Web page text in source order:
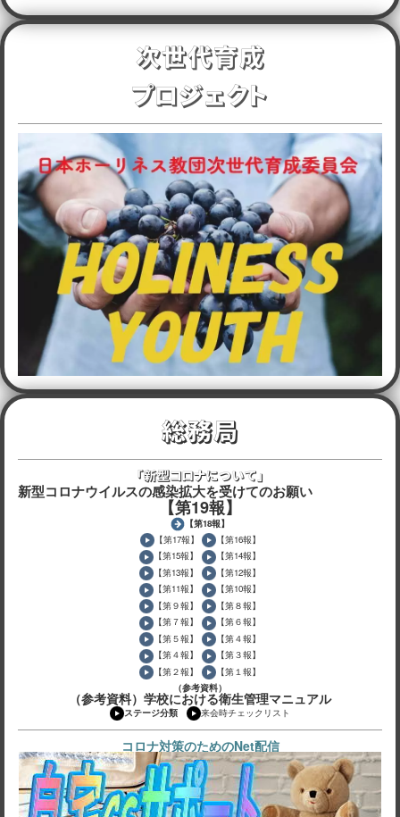
次世代育成
プロジェクト
総務局
「新型コロナについて」
新型コロナウイルスの感染拡大を受けてのお願い
【第19報】
【第18報】
【第17報】
【第16報】
【第15報】
【第14報】
【第13報】
【第12報】
【第11報】
【第10報】
【第９報】
【第８報】
【第７報】
【第６報】
【第５報】
【第４報】
【第４報】
【第３報】
【第２報】
【第１報】
（参考資料）
（参考資料）学校における衛生管理マニュアル
ステージ分類 来会時チェックリスト
コロナ対策のためのNet配信